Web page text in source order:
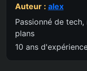
Auteur : alex
Passionné de
plans
10 ans